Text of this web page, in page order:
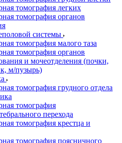
томография легких
томография органов
системы
томография малого таза
томография органов
и мочеотделения (почки,
м/пузырь)
томография грудного отдела
томография
перехода
томография крестца и
томография поясничного